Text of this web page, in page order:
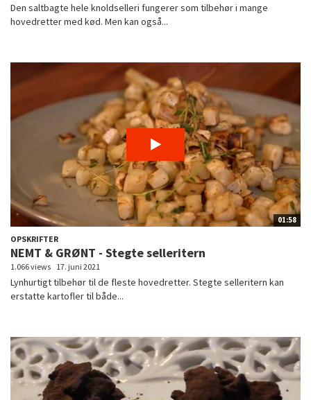
Den saltbagte hele knoldselleri fungerer som tilbehør i mange
hovedretter med kød. Men kan også...
01:58
OPSKRIFTER
NEMT & GRØNT - Stegte selleritern
1.066 views 17. juni 2021
Lynhurtigt tilbehør til de fleste hovedretter. Stegte selleritern kan
erstatte kartofler til både...